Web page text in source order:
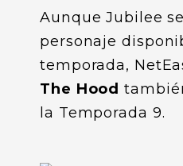
Aunque Jubilee
personaje
temporada,
The Hood
la Temporada 9.